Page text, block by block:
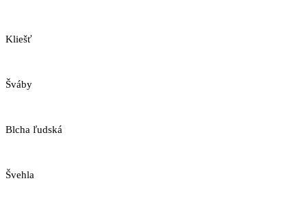
Kliešť
Šváby
Blcha ľudská
Švehla